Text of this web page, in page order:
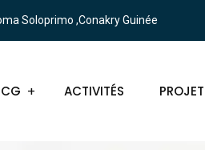
Soloprimo ,Conakry Guinée
ACTIVITÉS